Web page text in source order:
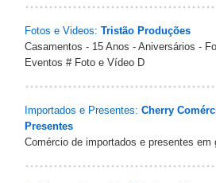
Fotos e Videos: Tristão Produções
Casamentos - 15 Anos - Aniversários -
Eventos # Foto e Vídeo D
Importados e Presentes: Cherry
Presentes
Comércio de importados e presentes em